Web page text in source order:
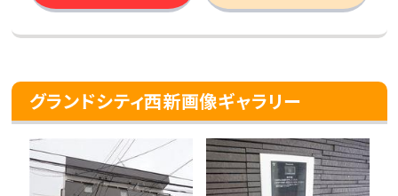
グランドシティ西新画像ギャラリー